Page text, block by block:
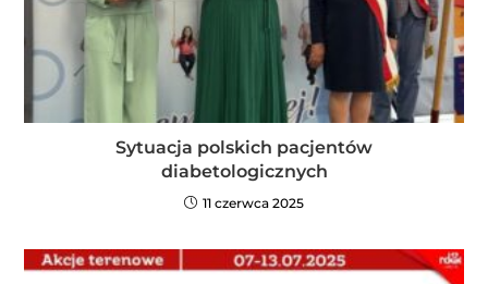
Sytuacja polskich pacjentów
diabetologicznych
11 czerwca 2025